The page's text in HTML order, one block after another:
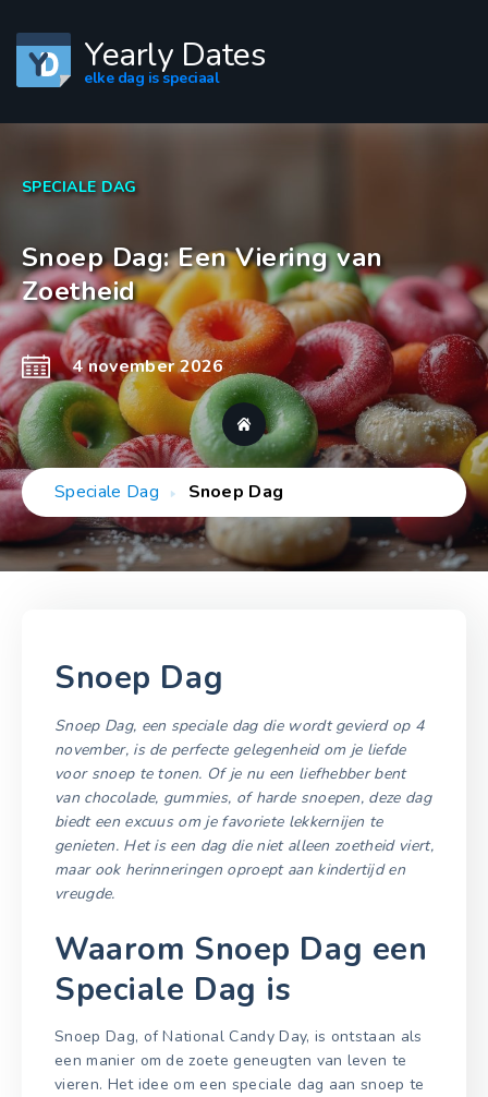
Yearly Dates
elke dag is speciaal
SPECIALE DAG
Snoep Dag: Een Viering van
Zoetheid
4 november 2026
Speciale Dag Snoep Dag
Snoep Dag
Snoep Dag, een speciale dag die wordt gevierd op 4
november, is de perfecte gelegenheid om je liefde
voor snoep te tonen. Of je nu een liefhebber bent
van chocolade, gummies, of harde snoepen, deze dag
biedt een excuus om je favoriete lekkernijen te
genieten. Het is een dag die niet alleen zoetheid viert,
maar ook herinneringen oproept aan kindertijd en
vreugde.
Waarom Snoep Dag een
Speciale Dag is
Snoep Dag, of National Candy Day, is ontstaan als
een manier om de zoete geneugten van leven te
vieren. Het idee om een speciale dag aan snoep te